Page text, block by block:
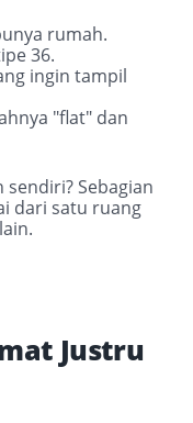
rumah.
36.
ingin tampil
"flat" dan
Sebagian
dari satu ruang
Justru